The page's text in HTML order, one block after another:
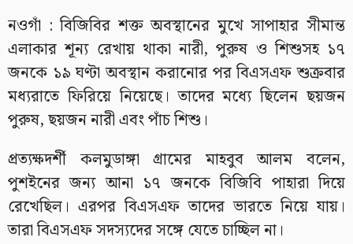
নওগাঁ : বিজিবির শক্ত অবস্থানের মুখে সাপাহার সীমান্ত
এলাকার শূন্য রেখায় থাকা নারী, পুরুষ ও শিশুসহ ১৭
জনকে ১৯ ঘণ্টা অবস্থান করানোর পর বিএসএফ শুক্রবার
মধ্যরাতে ফিরিয়ে নিয়েছে। তাদের মধ্যে ছিলেন ছয়জন
পুরুষ, ছয়জন নারী এবং পাঁচ শিশু।
প্রত্যক্ষদর্শী কলমুডাঙ্গা গ্রামের মাহবুব আলম বলেন,
পুশইনের জন্য আনা ১৭ জনকে বিজিবি পাহারা দিয়ে
রেখেছিল। এরপর বিএসএফ তাদের ভারতে নিয়ে যায়।
তারা বিএসএফ সদস্যদের সঙ্গে যেতে চাচ্ছিল না।